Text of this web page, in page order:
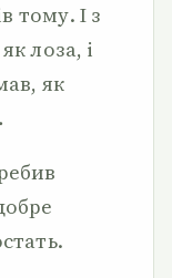
тому. І з
лоза, і
як